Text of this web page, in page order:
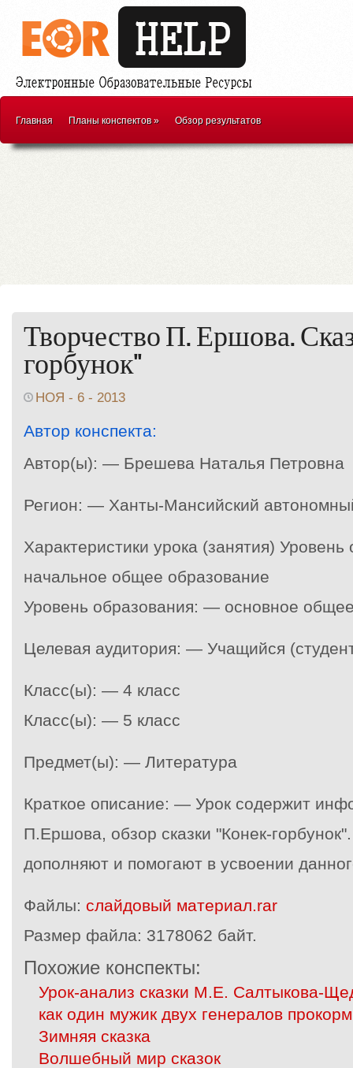
Главная Планы конспектов» Обзор результатов
Творчество П. Ершова.
горбунок"
НОЯ - 6 - 2013
Автор конспекта:
Автор(ы): — Брешева Наталья Петровна
Регион: — Ханты-Мансийский
Характеристики урока (занятия)
начальное общее образование
Уровень образования: — основное
Целевая аудитория: — Учащийся
Класс(ы): — 4 класс
Класс(ы): — 5 класс
Предмет(ы): — Литература
Краткое описание: — Урок содержит
П.Ершова, обзор сказки "Конек-
дополняют и помогают в усвоении
Файлы: слайдовый материал.rar
Размер файла: 3178062 байт.
Похожие конспекты:
Урок-анализ сказки М.Е. Салтыкова-
как один мужик двух генералов
Зимняя сказка
Волшебный мир сказок